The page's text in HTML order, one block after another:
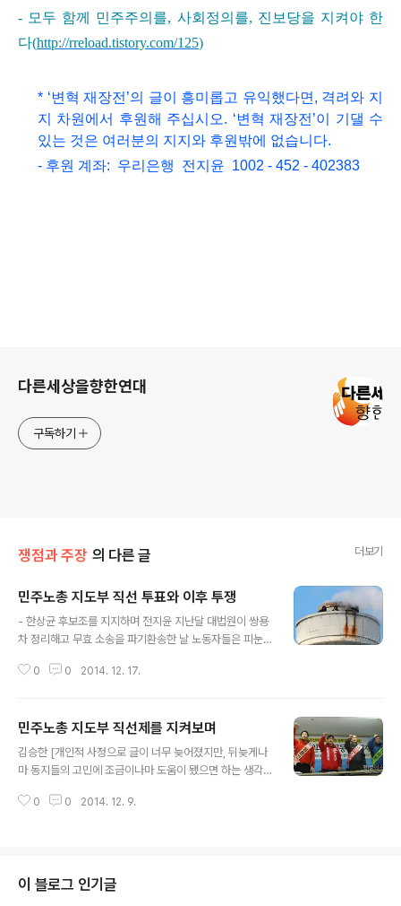
- 모두 함께 민주주의를, 사회정의를, 진보당을 지켜야 한
다(http://rreload.tistory.com/125)
* ‘변혁 재장전’의 글이 흥미롭고 유익했다면, 격려와 지
지 차원에서 후원해 주십시오. ‘변혁 재장전’이 기댈 수
있는 것은 여러분의 지지와 후원밖에 없습니다.
- 후원 계좌: 우리은행 전지윤 1002 - 452 - 402383
다른세상을향한연대
구독하기
쟁점과 주장 의 다른 글 더보기
민주노총 지도부 직선 투표와 이후 투쟁
- 한상균 후보조를 지지하며 전지윤 지난달 대법원이 쌍용
차 정리해고 무효 소송을 파기환송한 날 노동자들은 피눈
고 노동자 2명이 “더 죽이지 말라”며 굴뚝으로 올라간 날,
말을 적어내라”는 숙제에 “노랑색, 노조, 노숙”을 적어냈
다. 이 사례들은 이 나라 노동자의 현실을 보여 준다. 그래
서 우리는 송경동 시인의 말에 공감하지 않을 수 없다. “울
었다. 이 눈물과, 이 복받침을 우리는 얼마나 많이 들으며,
0 0 2014. 12. 17.
민주노총 지도부 직선제를 지켜보며
김승한 [개인적 사정으로 글이 너무 늦어졌지만, 뒤늦게나
마 동지들의 고민에 조금이나마 도움이 됐으면 하는 생각
참이다. 조합원의 무관심 속에서 활력 없이 진행되던 위원
일이다. 지도부를 조합원들이 직선으로 선출하는 것은 간
선으로 선출하는 것보다는 분명 좋은 일이다. 그리고 건강
0 0 2014. 12. 9.
이 블로그 인기글